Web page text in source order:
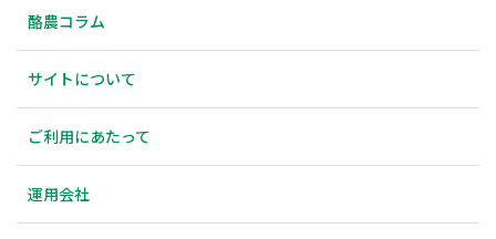
酪農コラム
サイトについて
ご利用にあたって
運用会社